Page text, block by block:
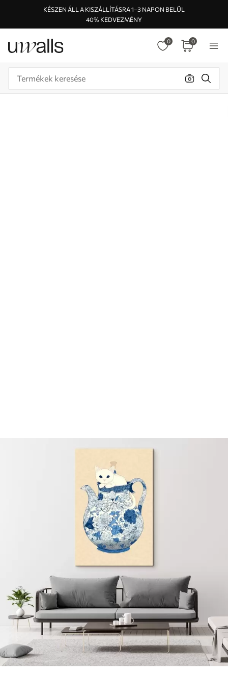
KÉSZEN ÁLL A KISZÁLLÍTÁSRA 1–3 NAPON BELÜL
40% KEDVEZMÉNY
0 0